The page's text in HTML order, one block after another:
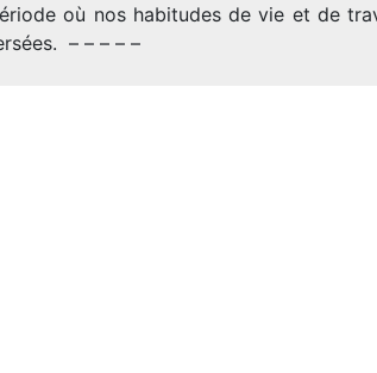
où nos habitudes de vie et de
– – – – –